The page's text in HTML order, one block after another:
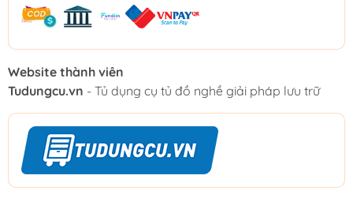
Website thành viên
Tudungcu.vn - Tủ dụng cụ tủ đồ nghề giải pháp lưu trữ